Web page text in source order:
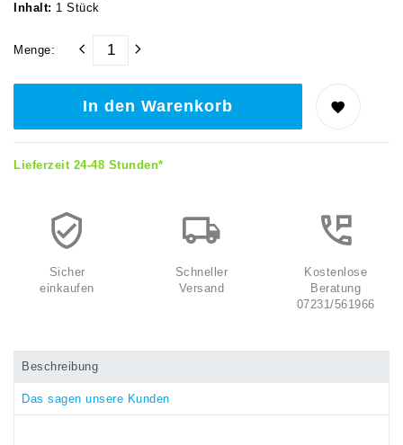
Inhalt: 1 Stück
Menge:
In den Warenkorb
Lieferzeit 24-48 Stunden*
Sicher
einkaufen
Schneller
Versand
Kostenlose
Beratung
07231/561966
Beschreibung
Das sagen unsere Kunden